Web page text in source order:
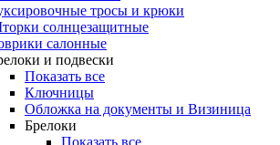
тросы и крюки
солнцезащитные
салонные
и подвески
Показать все
Ключницы
Обложка на документы и Визиница
Брелоки
Показать все